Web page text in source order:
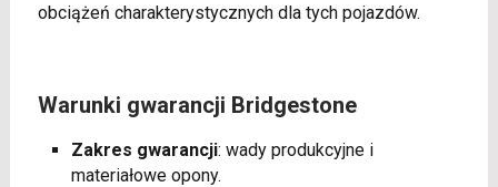
obciążeń charakterystycznych dla tych pojazdów.
Warunki gwarancji Bridgestone
Zakres gwarancji: wady produkcyjne i
materiałowe opony.